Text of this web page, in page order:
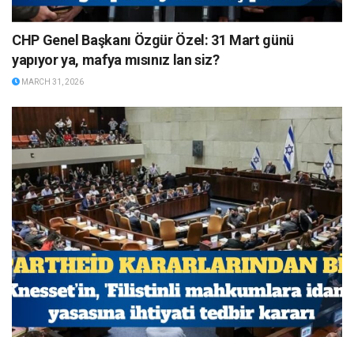
CHP Genel Başkanı Özgür Özel: 31 Mart günü
yapıyor ya, mafya mısınız lan siz?
MARCH 31, 2026